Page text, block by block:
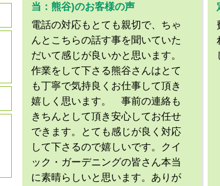
当：熊谷)のお客様の声
電話の対応もとても親切で、ちゃ
んとこちらの話す事を聞いていた
だいて感じが良いかと思います。
作業をして下さる熊谷さんはとて
も丁寧で気持良くお仕事して頂き
嬉しく思います。 事前の連絡も
きちんとして頂き安心してお任せ
できます。とても感じが良く対応
して下さるので嬉しいです。クイ
ック・ガーデニングの皆さん本当
に素晴らしいと思います。ありが